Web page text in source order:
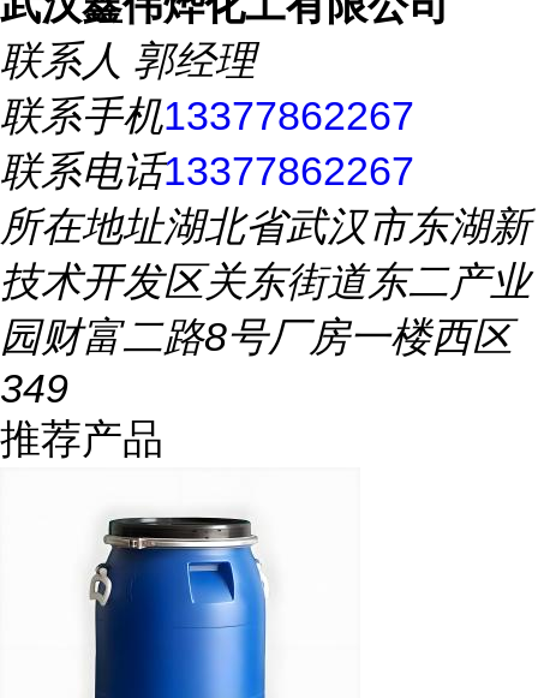
联系人 郭经理
联系手机13377862267
联系电话13377862267
所在地址湖北省武汉市东湖新
技术开发区关东街道东二产业
园财富二路8号厂房一楼西区
349
推荐产品